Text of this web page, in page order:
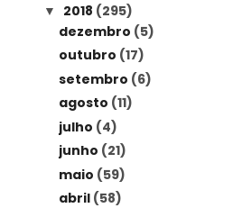
▼ 2018 (295)
dezembro (5)
outubro (17)
setembro (6)
agosto (11)
julho (4)
junho (21)
maio (59)
abril (58)